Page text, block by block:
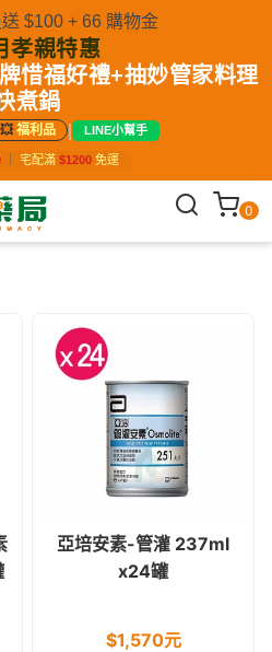
$100 + 66 購物金
孝親特惠
惜福好禮+抽妙管家料理
煮鍋
💥福利品 | LINE小幫手
宅配滿 $1200 免運
0
亞培安素-管灌 237ml
x24罐
$1,570元